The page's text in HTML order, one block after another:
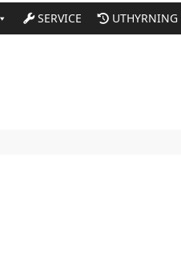
SERVICE UTHYRNING